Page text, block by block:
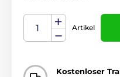
Artikel
Kostenloser